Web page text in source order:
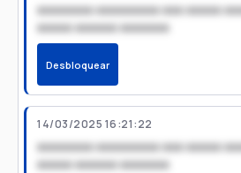
xxxxxxxx xxxxxxxxx xxx xxxxx
xxxxx xxxxxx xxxxxxx
Desbloquear
14/03/2025 16:21:22
xxxxxxxx xxxxxxxxx xxx xxxxx
xxxxx xxxxxx xxxxxxx